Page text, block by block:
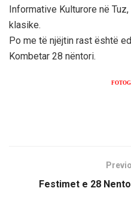
Informative Kulturore në
klasike.
Po me të njëjtin rast është
Kombetar 28 nëntori.
Festimet e 28